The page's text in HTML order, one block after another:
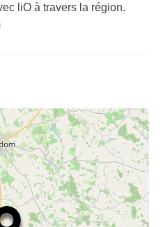
liO à travers la région.